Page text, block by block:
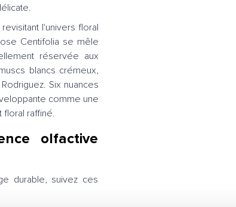
l'univers floral
Centifolia se mêle
réservée aux
blancs crémeux,
Six nuances
comme une
raffiné.
olfactive
durable, suivez ces